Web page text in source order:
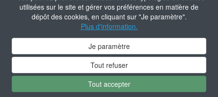
utilisées sur le site et gérer vos préférences en matière de
dépôt des cookies, en cliquant sur "Je paramètre".
Plus d'information.
Je paramètre
Tout refuser
Tout accepter